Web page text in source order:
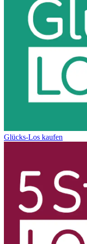
Glücks-Los kaufen